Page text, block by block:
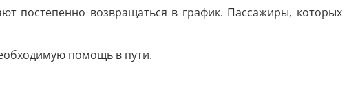
постепенно возвращаться в график. Пассажиры, которых
помощь в пути.